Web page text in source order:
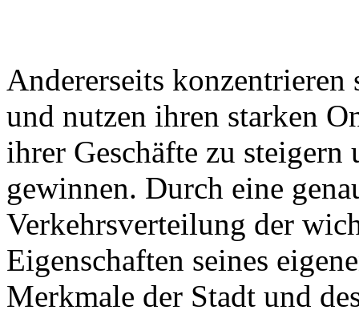
Andererseits
und nutzen ihren starken
ihrer Geschäfte zu
gewinnen. Durch eine
Verkehrsverteilung der
Eigenschaften seines
Merkmale der Stadt und